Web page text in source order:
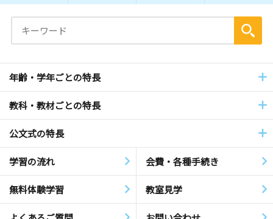
年齢・学年ごとの特長
教科・教材ごとの特長
公文式の特長
学習の流れ 会費・各種手続き
無料体験学習 教室見学